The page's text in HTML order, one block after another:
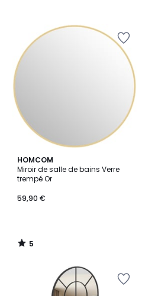
HOMCOM
Miroir de salle de bains Verre
trempé Or
59,90 €
5
/
5
5
/